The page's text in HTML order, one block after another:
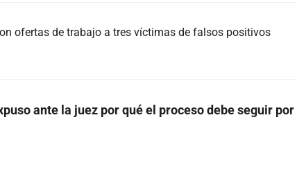
ofertas de trabajo a tres víctimas de falsos positivos
ante la juez por qué el proceso debe seguir por